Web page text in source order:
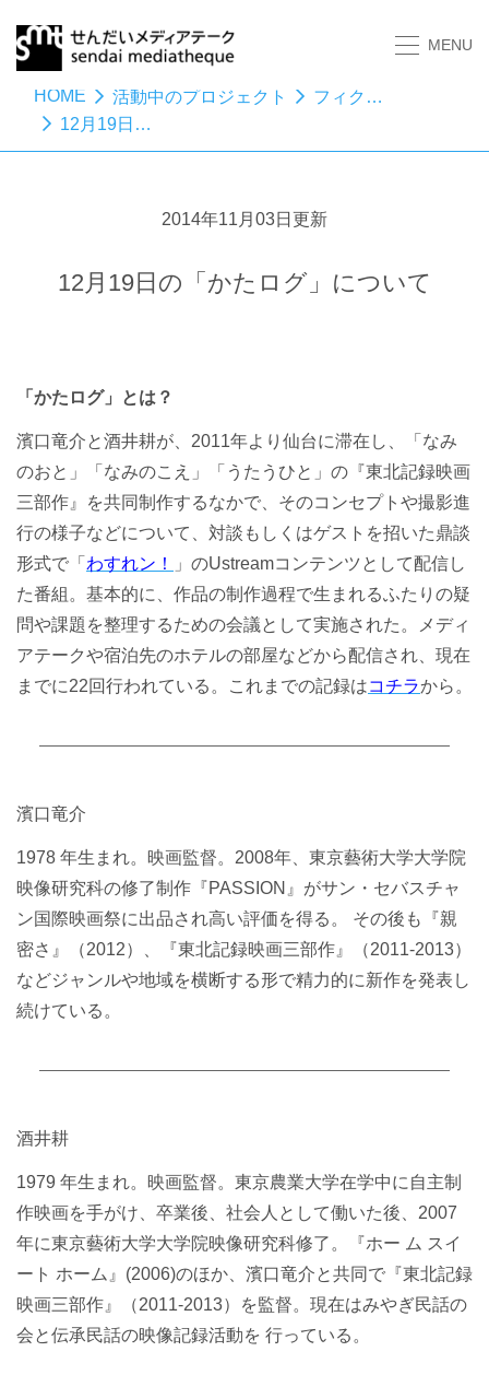
MENU
HOME 活動中のプロジェクト
フィクションの境目
12月19日の「かたログ」について
2014年11月03日更新
12月19日の「かたログ」について
「かたログ」とは？
濱口竜介と酒井耕が、2011年より仙台に滞在し、「なみ
のおと」「なみのこえ」「うたうひと」の『東北記録映画
三部作』を共同制作するなかで、そのコンセプトや撮影進
行の様子などについて、対談もしくはゲストを招いた鼎談
形式で「 わすれン！
」のUstreamコンテンツとして配信し
た番組。基本的に、作品の制作過程で生まれるふたりの疑
問や課題を整理するための会議として実施された。メディ
アテークや宿泊先のホテルの部屋などから配信され、現在
までに22回行われている。これまでの記録はコチラから。
濱口竜介
1978 年生まれ。映画監督。2008年、東京藝術大学大学院
映像研究科の修了制作『PASSION』がサン・セバスチャ
ン国際映画祭に出品され高い評価を得る。 その後も『親
密さ』（2012）、『東北記録映画三部作』（2011-2013）
などジャンルや地域を横断する形で精力的に新作を発表し
続けている。
酒井耕
1979 年生まれ。映画監督。東京農業大学在学中に自主制
作映画を手がけ、卒業後、社会人として働いた後、2007
年に東京藝術大学大学院映像研究科修了。『ホー ム スイ
ート ホーム』(2006)のほか、濱口竜介と共同で『東北記録
映画三部作』（2011-2013）を監督。現在はみやぎ民話の
会と伝承民話の映像記録活動を 行っている。